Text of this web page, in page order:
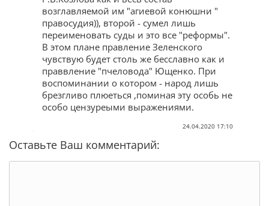
возглавляемой им "агиевой конюшни "
правосудия)), второй - сумел лишь
переименовать суды и это все "реформы".
В этом плане правление Зеленского
чувствую будет столь же бесславно как и
праввление "пчеловода" Ющенко. При
воспоминании о котором - народ лишь
брезгливо плюеться ,поминая эту особь не
особо цензуреыми выражениями.
24.04.2020 17:10
Оставьте Ваш комментарий: